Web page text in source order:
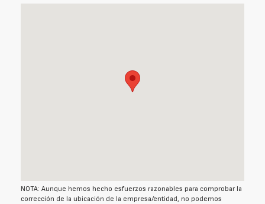
NOTA: Aunque hemos hecho esfuerzos razonables para comprobar la
corrección de la ubicación de la empresa/entidad, no podemos